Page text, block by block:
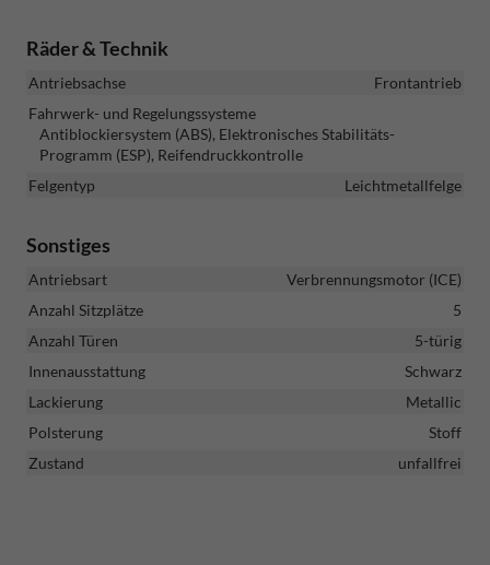
Räder & Technik
Antriebsachse
Frontantrieb
Fahrwerk- und Regelungssysteme
Antiblockiersystem (ABS), Elektronisches Stabilitäts-
Programm (ESP), Reifendruckkontrolle
Felgentyp
Leichtmetallfelge
Sonstiges
Antriebsart
Verbrennungsmotor (ICE)
Anzahl Sitzplätze
5
Anzahl Türen
5-türig
Innenausstattung
Schwarz
Lackierung
Metallic
Polsterung
Stoff
Zustand
unfallfrei